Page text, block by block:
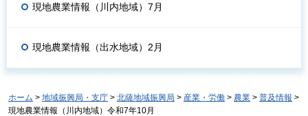
現地農業情報（川内地域）7月
現地農業情報（出水地域）2月
ホーム > 地域振興局・支庁 > 北薩地域振興局 > 産業・労働 > 農業 > 普及情報 >
現地農業情報（川内地域）令和7年10月